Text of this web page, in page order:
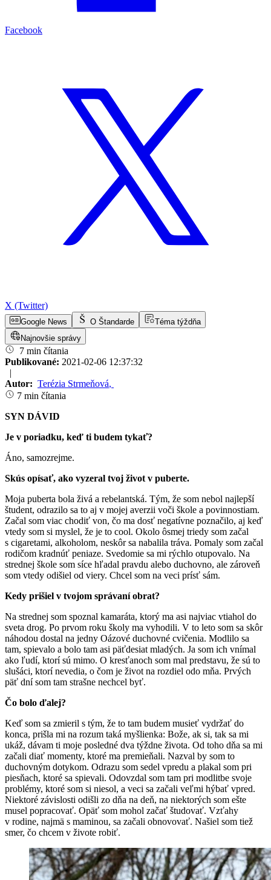
Facebook
X (Twitter)
Google News O Štandarde
Téma týždňa
Najnovšie správy
7 min čítania
Publikované: 2021-02-06 12:37:32
|
Autor: Terézia Strmeňová,
7 min čítania
SYN DÁVID
Je v poriadku, keď ti budem tykať?
Áno, samozrejme.
Skús opísať, ako vyzeral tvoj život v puberte.
Moja puberta bola živá a rebelantská. Tým, že som nebol najlepší
študent, odrazilo sa to aj v mojej averzii voči škole a povinnostiam.
Začal som viac chodiť von, čo ma dosť negatívne poznačilo, aj keď
vtedy som si myslel, že je to cool. Okolo ôsmej triedy som začal
s cigaretami, alkoholom, neskôr sa nabalila tráva. Pomaly som začal
rodičom kradnúť peniaze. Svedomie sa mi rýchlo otupovalo. Na
strednej škole som síce hľadal pravdu alebo duchovno, ale zároveň
som vtedy odišiel od viery. Chcel som na veci prísť sám.
Kedy prišiel v tvojom správaní obrat?
Na strednej som spoznal kamaráta, ktorý ma asi najviac vtiahol do
sveta drog. Po prvom roku školy ma vyhodili. V to leto som sa skôr
náhodou dostal na jedny Oázové duchovné cvičenia. Modlilo sa
tam, spievalo a bolo tam asi päťdesiat mladých. Ja som ich vnímal
ako ľudí, ktorí sú mimo. O kresťanoch som mal predstavu, že sú to
slušáci, ktorí nevedia, o čom je život na rozdiel odo mňa. Prvých
päť dní som tam strašne nechcel byť.
Čo bolo ďalej?
Keď som sa zmieril s tým, že to tam budem musieť vydržať do
konca, prišla mi na rozum taká myšlienka: Bože, ak si, tak sa mi
ukáž, dávam ti moje posledné dva týždne života. Od toho dňa sa mi
začali diať momenty, ktoré ma premieňali. Nazval by som to
duchovným dotykom. Odrazu som sedel vpredu a plakal som pri
piesňach, ktoré sa spievali. Odovzdal som tam pri modlitbe svoje
problémy, ktoré som si niesol, a veci sa začali veľmi hýbať vpred.
Niektoré závislosti odišli zo dňa na deň, na niektorých som ešte
musel popracovať. Opäť som mohol začať študovať. Vzťahy
v rodine, najmä s maminou, sa začali obnovovať. Našiel som tiež
smer, čo chcem v živote robiť.